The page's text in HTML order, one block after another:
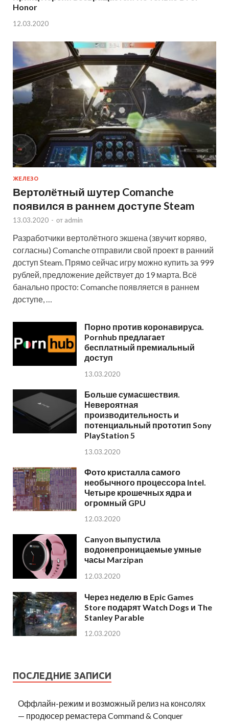
Honor
12.03.2020
ЖЕЛЕЗО
Вертолётный шутер Comanche
появился в раннем доступе Steam
13.03.2020 - от admin
Разработчики вертолётного экшена (звучит коряво,
согласны) Comanche отправили свой проект в ранний
доступ Steam. Прямо сейчас игру можно купить за 999
рублей, предложение действует до 19 марта. Всё
банально просто: Comanche появляется в раннем
доступе, …
Порно против коронавируса.
Pornhub предлагает
бесплатный премиальный
доступ
13.03.2020
Больше сумасшествия.
Невероятная
производительность и
потенциальный прототип Sony
PlayStation 5
13.03.2020
Фото кристалла самого
необычного процессора Intel.
Четыре крошечных ядра и
огромный GPU
12.03.2020
Canyon выпустила
водонепроницаемые умные
часы Marzipan
12.03.2020
Через неделю в Epic Games
Store подарят Watch Dogs и The
Stanley Parable
12.03.2020
ПОСЛЕДНИЕ ЗАПИСИ
Оффлайн-режим и возможный релиз на консолях
— продюсер ремастера Command & Conquer